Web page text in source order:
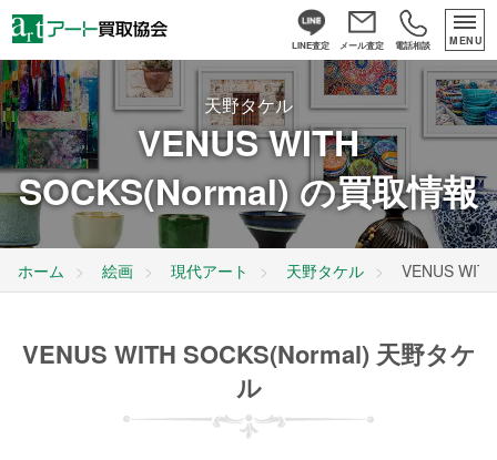
LINE査定 メール査定 電話相談 MENU
天野タケル
VENUS WITH
SOCKS(Normal) の買取情報
ホーム 絵画 現代アート 天野タケル VENUS
VENUS WITH SOCKS(Normal) 天野タケ
ル